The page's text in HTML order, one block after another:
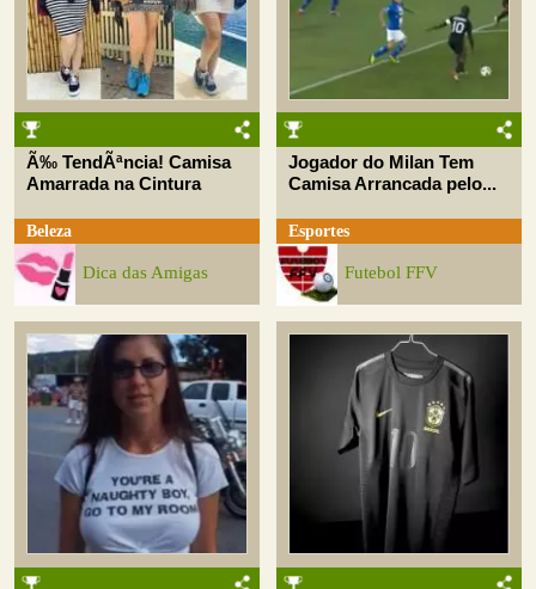
Ã‰ TendÃªncia! Camisa
Amarrada na Cintura
Beleza
Dica das Amigas
Jogador do Milan Tem
Camisa Arrancada pelo...
Esportes
Futebol FFV